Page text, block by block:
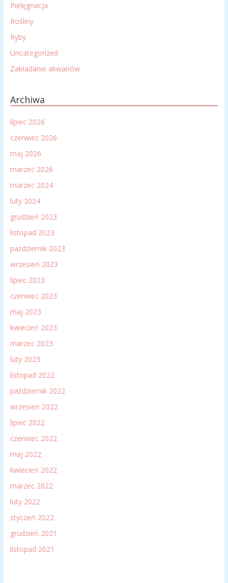
Pielęgnacja
Rośliny
Ryby
Uncategorized
Zakładanie akwariów
Archiwa
lipiec 2026
czerwiec 2026
maj 2026
marzec 2026
marzec 2024
luty 2024
grudzień 2023
listopad 2023
październik 2023
wrzesień 2023
lipiec 2023
czerwiec 2023
maj 2023
kwiecień 2023
marzec 2023
luty 2023
listopad 2022
październik 2022
wrzesień 2022
lipiec 2022
czerwiec 2022
maj 2022
kwiecień 2022
marzec 2022
luty 2022
styczeń 2022
grudzień 2021
listopad 2021